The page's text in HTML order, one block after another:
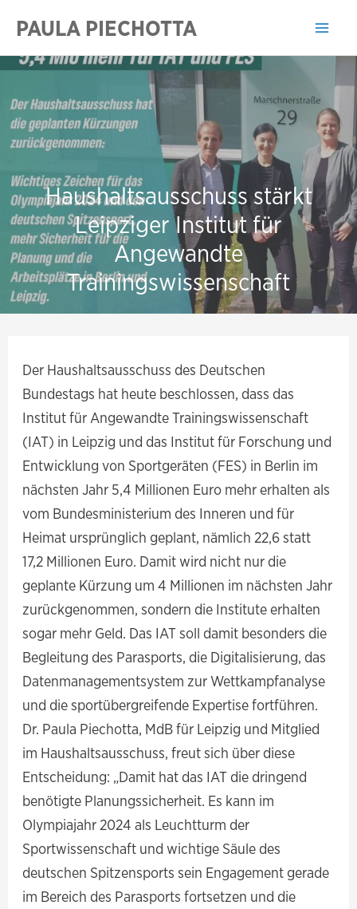
Inhalt
springen
PAULA PIECHOTTA
Haushaltsausschuss stärkt
Leipziger Institut für
Angewandte
Trainingswissenschaft
Der Haushaltsausschuss des Deutschen
Bundestags hat heute beschlossen, dass das
Institut für Angewandte Trainingswissenschaft
(IAT) in Leipzig und das Institut für Forschung und
Entwicklung von Sportgeräten (FES) in Berlin im
nächsten Jahr 5,4 Millionen Euro mehr erhalten als
vom Bundesministerium des Inneren und für
Heimat ursprünglich geplant, nämlich 22,6 statt
17,2 Millionen Euro. Damit wird nicht nur die
geplante Kürzung um 4 Millionen im nächsten Jahr
zurückgenommen, sondern die Institute erhalten
sogar mehr Geld. Das IAT soll damit besonders die
Begleitung des Parasports, die Digitalisierung, das
Datenmanagementsystem zur Wettkampfanalyse
und die sportübergreifende Expertise fortführen.
Dr. Paula Piechotta, MdB für Leipzig und Mitglied
im Haushaltsausschuss, freut sich über diese
Entscheidung: „Damit hat das IAT die dringend
benötigte Planungssicherheit. Es kann im
Olympiajahr 2024 als Leuchtturm der
Sportwissenschaft und wichtige Säule des
deutschen Spitzensports sein Engagement gerade
im Bereich des Parasports fortsetzen und die